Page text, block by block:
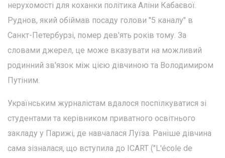
нерухомості для коханки політика Аліни Кабаєвої.
Руднов, який обіймав посаду голови "5 каналу" в
Санкт-Петербурзі, помер дев'ять років тому. За
словами джерел, це може вказувати на можливий
родинний зв'язок між цією дівчиною та Володимиром
Путіним.
Українським журналістам вдалося поспілкуватися зі
студентами та керівником приватного освітнього
закладу у Парижі, де навчалася Луїза. Раніше дівчина
сама зізналася, що вступила до ICART ("L'école de